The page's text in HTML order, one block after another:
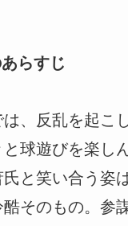
らすじ
、反乱を起こ
球遊びを楽し
と笑い合う姿
そのもの。参